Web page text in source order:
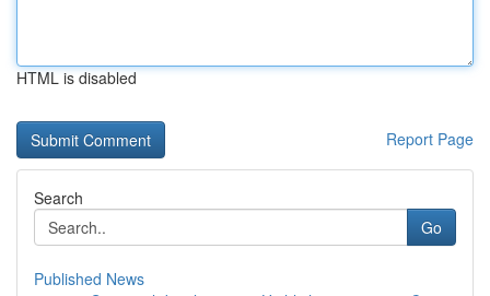
HTML is disabled
Report Page
Search
Go
Published News